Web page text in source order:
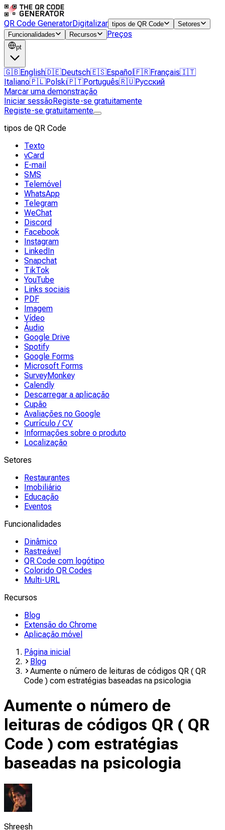
QR Code GeneratorDigitalizar tipos de QR Code
Setores
Funcionalidades
Recursos Preços
pt
🇬🇧English🇩🇪Deutsch🇪🇸Español 🇫🇷Français🇮🇹
Italiano🇵🇱Polski🇵🇹Português🇷🇺Русский
Marcar uma demonstração
Iniciar sessãoRegiste-se gratuitamente
Registe-se gratuitamente
tipos de QR Code
Texto
vCard
E-mail
SMS
Telemóvel
WhatsApp
Telegram
WeChat
Discord
Facebook
Instagram
LinkedIn
Snapchat
TikTok
YouTube
Links sociais
PDF
Imagem
Vídeo
Áudio
Google Drive
Spotify
Google Forms
Microsoft Forms
SurveyMonkey
Calendly
Descarregar a aplicação
Cupão
Avaliações no Google
Currículo / CV
Informações sobre o produto
Localização
Setores
Restaurantes
Imobiliário
Educação
Eventos
Funcionalidades
Dinâmico
Rastreável
QR Code com logótipo
Colorido QR Codes
Multi-URL
Recursos
Blog
Extensão do Chrome
Aplicação móvel
Página inicial
Blog
Aumente o número de leituras de códigos QR ( QR
Code ) com estratégias baseadas na psicologia
Aumente o número de
leituras de códigos QR ( QR
Code ) com estratégias
baseadas na psicologia
Shreesh